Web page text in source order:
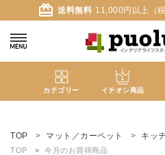
card_giftcard 送料無料 11,000円以上（
カテゴリー イチオシ商品
ようこそ ゲスト 様
TOP マット／カーペット キッ
TOP
今月のお買得商品